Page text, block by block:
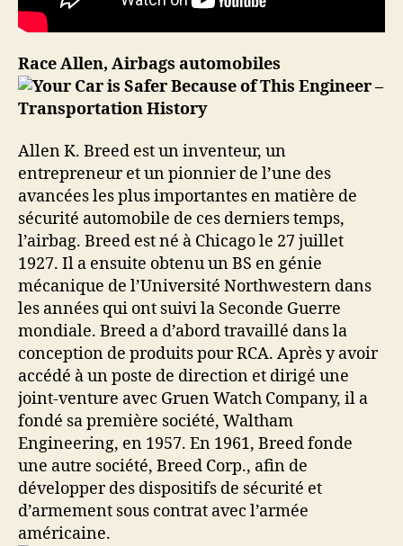
Race Allen, Airbags automobiles
Allen K. Breed est un inventeur, un
entrepreneur et un pionnier de l’une des
avancées les plus importantes en matière de
sécurité automobile de ces derniers temps,
l’airbag. Breed est né à Chicago le 27 juillet
1927. Il a ensuite obtenu un BS en génie
mécanique de l’Université Northwestern dans
les années qui ont suivi la Seconde Guerre
mondiale. Breed a d’abord travaillé dans la
conception de produits pour RCA. Après y avoir
accédé à un poste de direction et dirigé une
joint-venture avec Gruen Watch Company, il a
fondé sa première société, Waltham
Engineering, en 1957. En 1961, Breed fonde
une autre société, Breed Corp., afin de
développer des dispositifs de sécurité et
d’armement sous contrat avec l’armée
américaine.